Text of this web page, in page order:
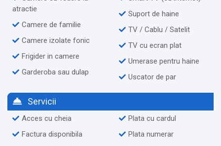
atractie
Camere de familie
Camere izolate fonic
Frigider in camere
Garderoba sau dulap
Suport de haine
TV / Cablu / Satelit
TV cu ecran plat
Umerase pentru haine
Uscator de par
Servicii
Acces cu cheia
Factura disponibila
Plata cu cardul
Plata numerar